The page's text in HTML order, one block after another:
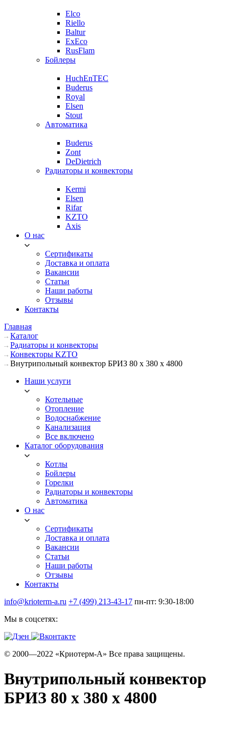
Elco
Riello
Baltur
ExEco
RusFlam
Бойлеры
HuchEnTEC
Buderus
Royal
Elsen
Stout
Автоматика
Buderus
Zont
DeDietrich
Радиаторы и конвекторы
Kermi
Elsen
Rifar
KZTO
Axis
О нас
Сертификаты
Доставка и оплата
Вакансии
Статьи
Наши работы
Отзывы
Контакты
Главная
Каталог
Радиаторы и конвекторы
Конвекторы KZTO
Внутрипольный конвектор БРИЗ 80 х 380 х 4800
Наши услуги
Котельные
Отопление
Водоснабжение
Канализация
Все включено
Каталог оборудования
Котлы
Бойлеры
Горелки
Радиаторы и конвекторы
Автоматика
О нас
Сертификаты
Доставка и оплата
Вакансии
Статьи
Наши работы
Отзывы
Контакты
info@krioterm-a.ru +7 (499) 213-43-17 пн-пт: 9:30-18:00
Мы в соцсетях:
© 2000—2022 «Криотерм-А» Все права защищены.
Внутрипольный конвектор
БРИЗ 80 х 380 х 4800